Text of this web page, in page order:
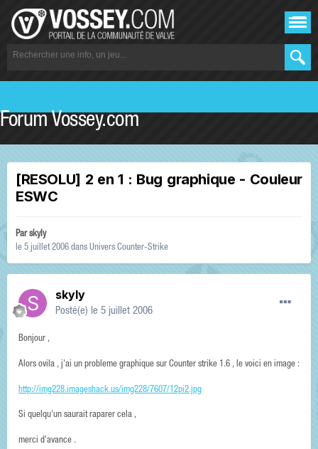
Forum Vossey.com
[RESOLU] 2 en 1 : Bug graphique - Couleur
ESWC
Parskyly
le 5 juillet 2006 dans Univers Counter-Strike
skyly
Posté(e) le 5 juillet 2006
Bonjour ,
Alors ovila , j'ai un probleme graphique sur Counter strike 1.6 , le voici en image :
http://img228.imageshack.us/img228/7607/12pi2.jpg
Si quelqu'un saurait raparer cela ,
merci d'avance .